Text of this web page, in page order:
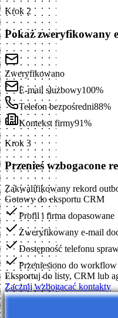
Krok 2
Pokaż zweryfikowany
Zweryfikowano
E-mail służbowy100%
Telefon bezpośredni88%
Kontekst firmy91%
Krok 3
Przenieś wzbogacone
Zakwalifikowany rekord
Gotowy do eksportu CRM
Profil i firma dopasowane
Zweryfikowany e-mail
Dostępność telefonu
Przeniesiono do workflow
Eksportuj do listy, CRM lub
Zacznij wzbogacać kontakty